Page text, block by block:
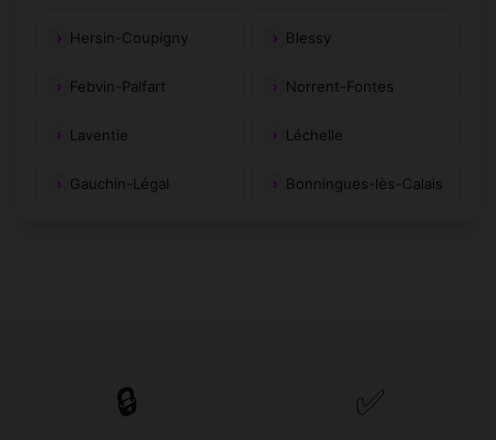
Hersin-Coupigny Blessy
Febvin-Palfart Norrent-Fontes
Laventie Léchelle
Gauchin-Légal Bonningues-lès-Calais
🔒 ✅